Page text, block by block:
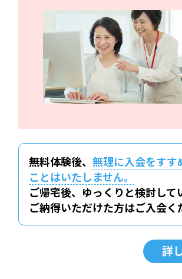
無料体験後、無理に入会をすす
ことはいたしません。
ご帰宅後、ゆっくりと検討して
ご納得いただけた方はご入会く
詳